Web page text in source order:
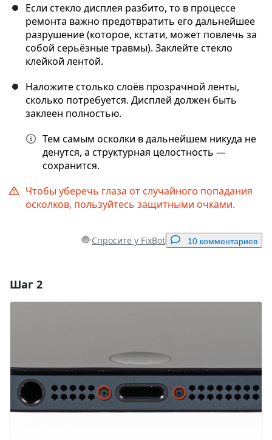
Если стекло дисплея разбито, то в процессе
ремонта важно предотвратить его дальнейшее
разрушение (которое, кстати, может повлечь за
собой серьёзные травмы). Заклейте стекло
клейкой лентой.
Наложите столько слоёв прозрачной ленты,
сколько потребуется. Дисплей должен быть
заклеен полностью.
Тем самым осколки в дальнейшем никуда не
денутся, а структурная целостность —
сохранится.
Чтобы уберечь глаза от случайного попадания
осколков, пользуйтесь защитными очками.
Спросите у FixBot 10 комментариев
Отмена Оставить комментарий
Шаг 2